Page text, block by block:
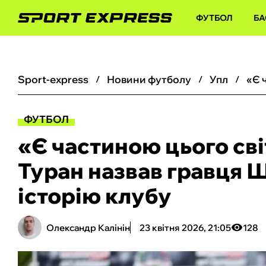
ФУТБОЛ
sport-express новини футболу упл
ФУТБОЛ
«Є частиною цього
Туран назвав гравця
історію клубу
Олександр Калінін 23 квітня 2026, 21:05 128